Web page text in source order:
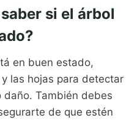
si el árbol
en buen estado,
las hojas para detectar
También debes
de que estén